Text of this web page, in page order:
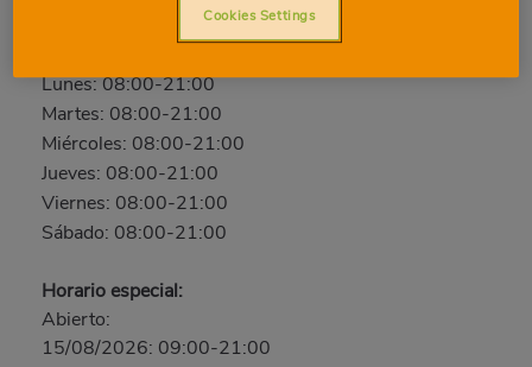
Lunes: 08:00-21:00
Martes: 08:00-21:00
Miércoles: 08:00-21:00
Jueves: 08:00-21:00
Viernes: 08:00-21:00
Sábado: 08:00-21:00
Horario especial:
Abierto:
15/08/2026: 09:00-21:00
Cookies Settings